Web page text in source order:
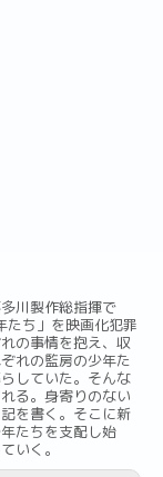
川製作総指揮で
たち」を映画化犯罪
の事情を抱え、収
れの監房の少年た
していた。そんな
る。身寄りのない
を書く。そこに新
たちを支配し始
いく。